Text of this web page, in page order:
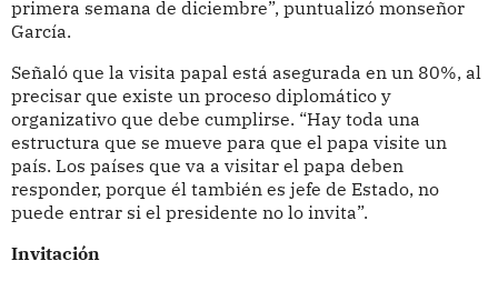
primera semana de diciembre”, puntualizó monseñor
García.
Señaló que la visita papal está asegurada en un 80%, al
precisar que existe un proceso diplomático y
organizativo que debe cumplirse. “Hay toda una
estructura que se mueve para que el papa visite un
país. Los países que va a visitar el papa deben
responder, porque él también es jefe de Estado, no
puede entrar si el presidente no lo invita”.
Invitación